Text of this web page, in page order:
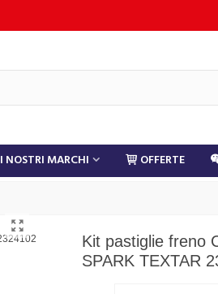
I NOSTRI MARCHI OFFERTE
Kit pastiglie freno
SPARK TEXTAR